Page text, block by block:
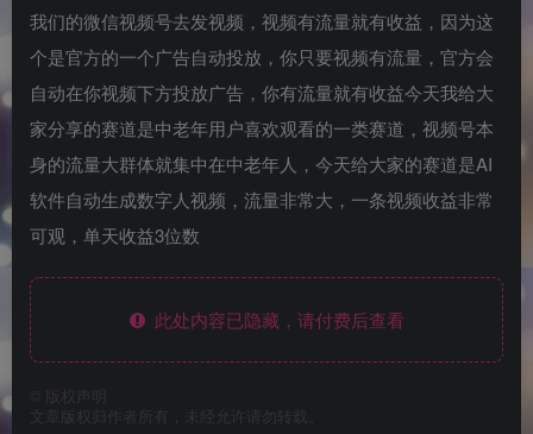
我们的微信视频号去发视频，视频有流量就有收益，因为这
个是官方的一个广告自动投放，你只要视频有流量，官方会
自动在你视频下方投放广告，你有流量就有收益今天我给大
家分享的赛道是中老年用户喜欢观看的一类赛道，视频号本
身的流量大群体就集中在中老年人，今天给大家的赛道是AI
软件自动生成数字人视频，流量非常大，一条视频收益非常
可观，单天收益3位数
此处内容已隐藏，请付费后查看
版权声明
文章版权归作者所有，未经允许请勿转载。